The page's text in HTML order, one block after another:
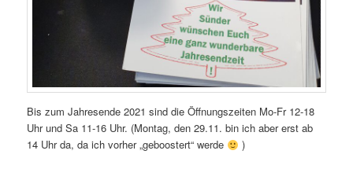
Bis zum Jahresende 2021 sind die Öffnungszeiten Mo-Fr 12-18
Uhr und Sa 11-16 Uhr. (Montag, den 29.11. bin ich aber erst ab
14 Uhr da, da ich vorher „geboostert“ werde
)